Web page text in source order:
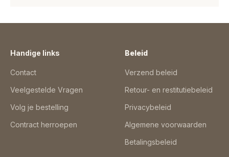
Handige links
Contact
Veelgestelde Vragen
Volg je bestelling
Contract herroepen
Beleid
Verzend beleid
Retour- en restitutiebeleid
Privacybeleid
Algemene voorwaarden
Betalingsbeleid